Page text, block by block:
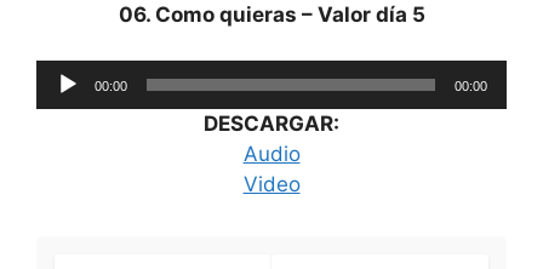
06. Como quieras – Valor día 5
Reproductor
de
00:00 00:00
DESCARGAR:
Audio
Video